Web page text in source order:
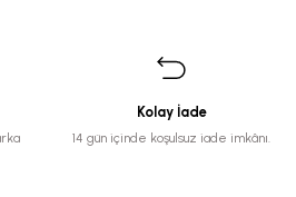
Kolay İade
14 gün içinde koşulsuz iade imkânı.